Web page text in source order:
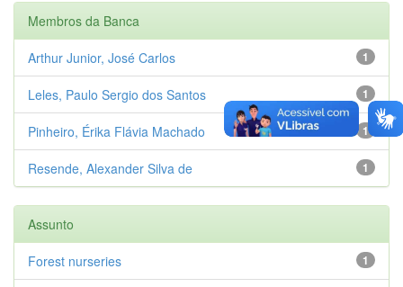
Membros da Banca
1
Arthur Junior, José Carlos
1
Leles, Paulo Sergio dos Santos
1
Pinheiro, Érika Flávia Machado
1
Resende, Alexander Silva de
Assunto
1
Forest nurseries